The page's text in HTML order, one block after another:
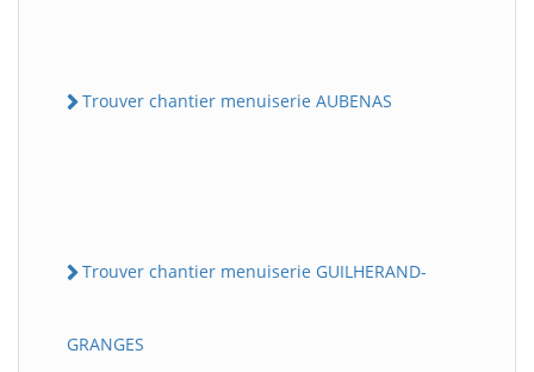
Trouver chantier menuiserie AUBENAS
Trouver chantier menuiserie GUILHERAND-
GRANGES